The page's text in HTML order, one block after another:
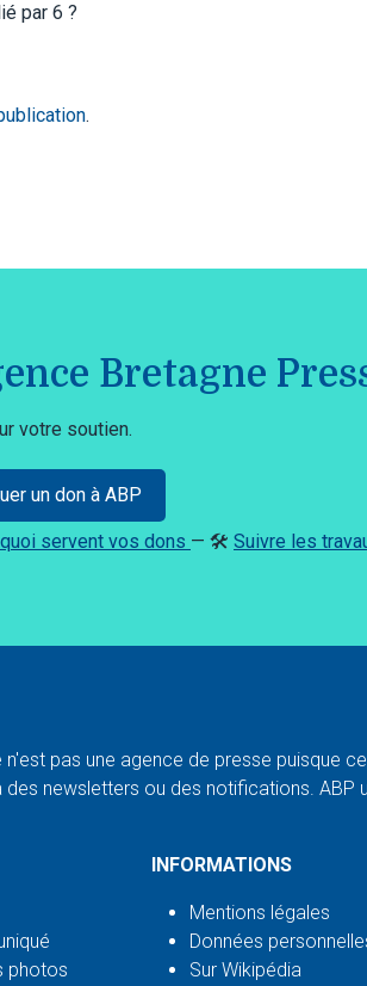
par 6 ?
.
Bretagne
votre soutien.
un don à ABP
servent vos dons — 🛠️ Suivre les
pas une agence de presse puisque
newsletters ou des notifications.
photos
INFORMATIONS
Mentions légales
Données
Sur Wikipédia